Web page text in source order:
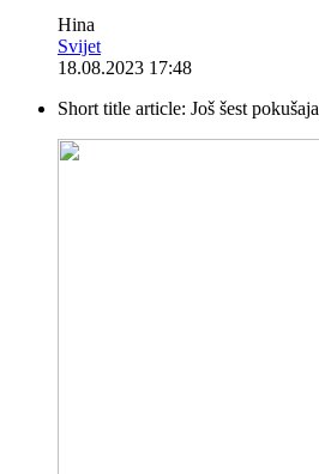
Hina
Svijet
18.08.2023 17:48
Short title article: Još šest pokušaja